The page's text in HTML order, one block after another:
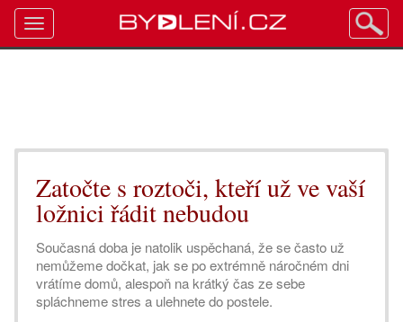
Zatočte s roztoči, kteří už ve vaší
ložnici řádit nebudou
Současná doba je natolik uspěchaná, že se často už
nemůžeme dočkat, jak se po extrémně náročném dni
vrátíme domů, alespoň na krátký čas ze sebe
spláchneme stres a ulehnete do postele.
Toggle
navigation